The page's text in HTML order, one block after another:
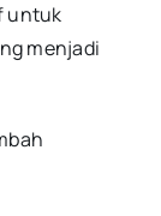
untuk
menjadi